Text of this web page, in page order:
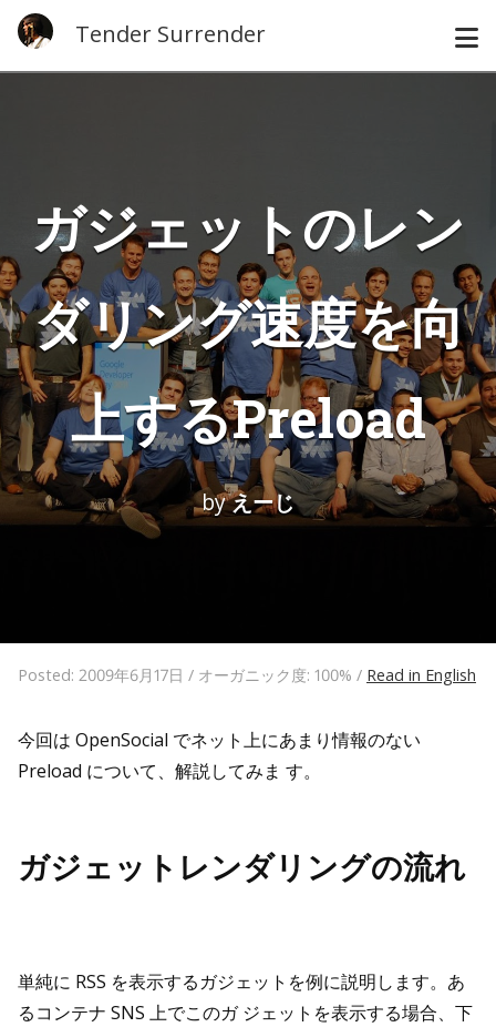
Tender Surrender
ガジェットのレン
ダリング速度を向
上するPreload
byえーじ
Posted: 2009年6月17日 / オーガニック度: 100% / Read in English
今回は OpenSocial でネット上にあまり情報のない
Preload について、解説してみま す。
ガジェットレンダリングの流れ
単純に RSS を表示するガジェットを例に説明します。あ
るコンテナ SNS 上でこのガ ジェットを表示する場合、下